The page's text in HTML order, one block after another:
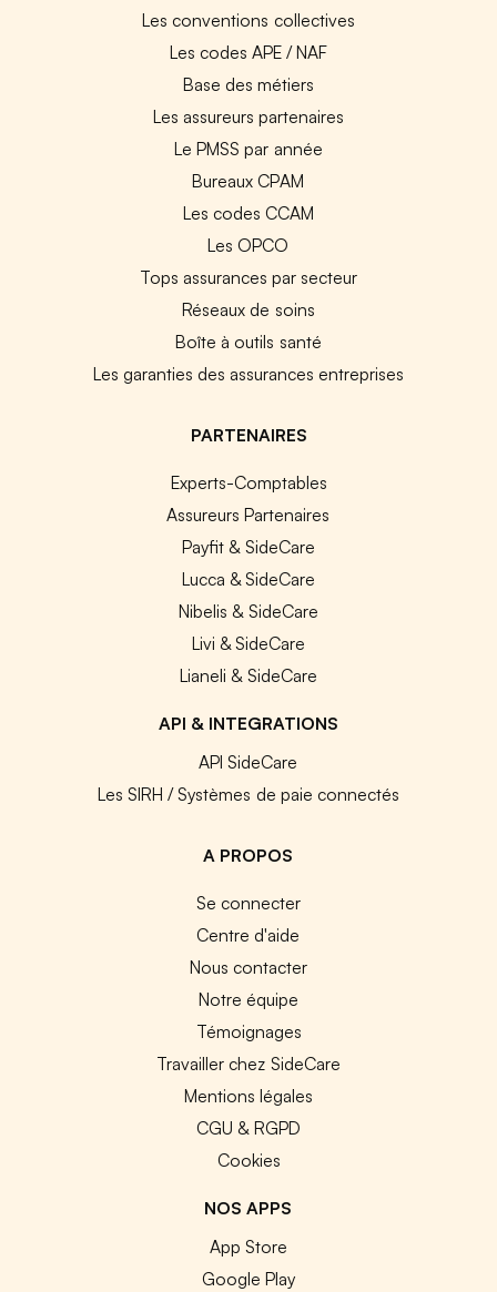
Les conventions collectives
Les codes APE / NAF
Base des métiers
Les assureurs partenaires
Le PMSS par année
Bureaux CPAM
Les codes CCAM
Les OPCO
Tops assurances par secteur
Réseaux de soins
Boîte à outils santé
Les garanties des assurances entreprises
PARTENAIRES
Experts-Comptables
Assureurs Partenaires
Payfit & SideCare
Lucca & SideCare
Nibelis & SideCare
Livi & SideCare
Lianeli & SideCare
API & INTEGRATIONS
API SideCare
Les SIRH / Systèmes de paie connectés
A PROPOS
Se connecter
Centre d'aide
Nous contacter
Notre équipe
Témoignages
Travailler chez SideCare
Mentions légales
CGU & RGPD
Cookies
NOS APPS
App Store
Google Play